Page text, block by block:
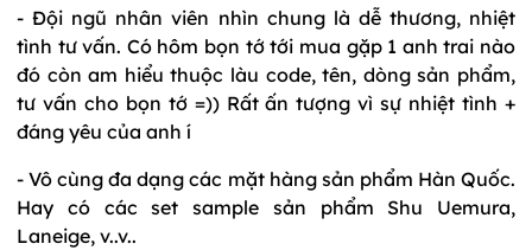
- Đội ngũ nhân viên nhìn chung là dễ thương, nhiệt
tình tư vấn. Có hôm bọn tớ tới mua gặp 1 anh trai nào
đó còn am hiểu thuộc làu code, tên, dòng sản phẩm,
tư vấn cho bọn tớ =)) Rất ấn tượng vì sự nhiệt tình +
đáng yêu của anh í
- Vô cùng đa dạng các mặt hàng sản phẩm Hàn Quốc.
Hay có các set sample sản phẩm Shu Uemura,
Laneige, v..v..